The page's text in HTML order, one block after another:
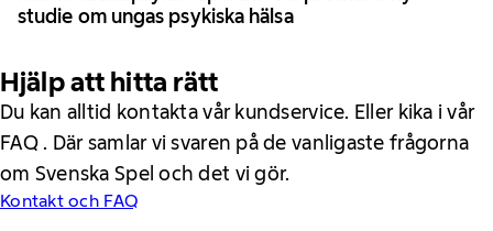
studie om ungas psykiska hälsa
Hjälp att hitta rätt
Du kan alltid kontakta vår kundservice. Eller kika i vår
FAQ . Där samlar vi svaren på de vanligaste frågorna
om Svenska Spel och det vi gör.
Kontakt och FAQ